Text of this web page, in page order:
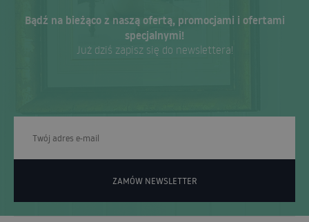
Bądź na bieżąco z naszą ofertą, promocjami i ofertami
specjalnymi!
Już dziś zapisz się do newslettera!
ZAMÓW NEWSLETTER